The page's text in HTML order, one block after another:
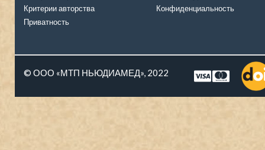
Критерии авторства
Приватность
Конфиденциальность
© ООО «МТП НЬЮДИАМЕД», 2022